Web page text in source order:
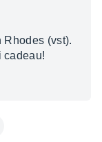
Rhodes (vst).
cadeau!